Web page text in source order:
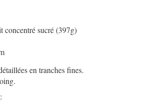
concentré sucré (397g)
en tranches fines.
: